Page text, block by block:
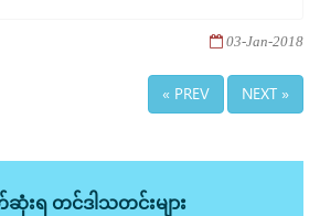
03-Jan-2018
« PREV NEXT »
ဆုံးရ တင်ဒါသတင်းများ